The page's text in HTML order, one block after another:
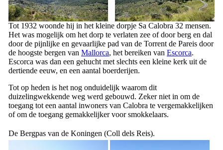
Tot 1932 woonde hij in het kleine dorpje Sa Calobra 32 mensen.
Het was mogelijk om het dorp te verlaten zee of door berg en dal
door de pijnlijke en gevaarlijke pad van de Torrent de Pareis door
de hoogste bergen van Mallorca, het bereiken van Escorca.
Escorca was dan een gehucht met slechts een kleine kerk uit de
dertiende eeuw, en een aantal boerderijen.
Tot op heden is het nog onduidelijk waarom dit
duizelingwekkende weg werd gebouwd. Zeker niet in om de
toegang tot een aantal inwoners van Calobra te vergemakkelijken
of om de toegang gemakkelijker voor smokkelaars.
De Bergpas van de Koningen (Coll dels Reis).